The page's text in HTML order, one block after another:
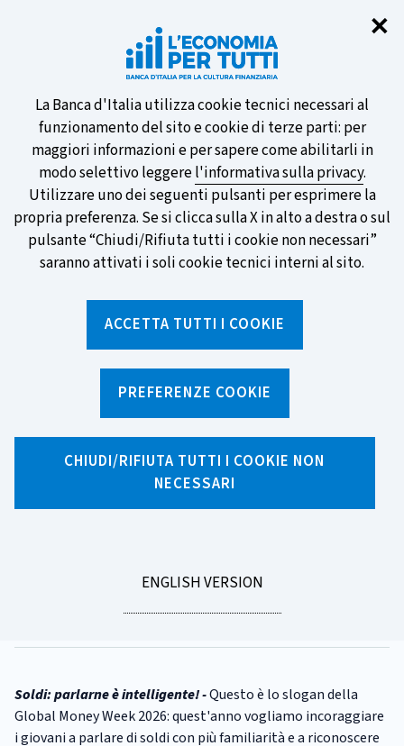
✕
Informativa
sui
cookie
La Banca d'Italia utilizza cookie tecnici necessari al
funzionamento del sito e cookie di terze parti: per
maggiori informazioni e per sapere come abilitarli in
modo selettivo leggerel'informativa sulla privacy.
Utilizzare uno dei seguenti pulsanti per esprimere la
propria preferenza. Se si clicca sulla X in alto a destra o sul
pulsante “Chiudi/Rifiuta tutti i cookie non necessari”
saranno attivati i soli cookie tecnici interni al sito.
ACCETTA TUTTI I COOKIE
PREFERENZE COOKIE
CHIUDI/RIFIUTA TUTTI I COOKIE NON
NECESSARI
GO
ENGLISH VERSION
Partecipa al sondaggio della BCE
sulle nuove banconote e vota la tua
preferita!
SCOPRI DI PIÙ
Facebook
LinkedinWhatsApp
Email
GLOBAL MONEY WEEK
Soldi: parlarne è intelligente! -Questo è lo slogan della
Global Money Week 2026: quest'anno vogliamo incoraggiare
i giovani a parlare di soldi con più familiarità e a riconoscere